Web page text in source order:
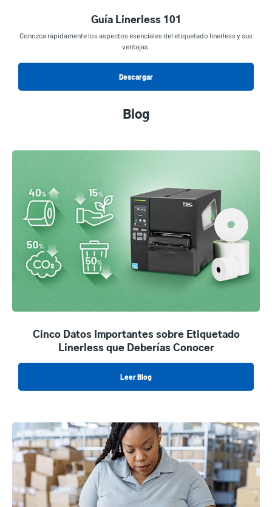
Guía Linerless 101
Conozca rápidamente los aspectos esenciales del etiquetado linerless y sus
ventajas.
Descargar
Blog
Cinco Datos Importantes sobre Etiquetado
Linerless que Deberías Conocer
Leer Blog